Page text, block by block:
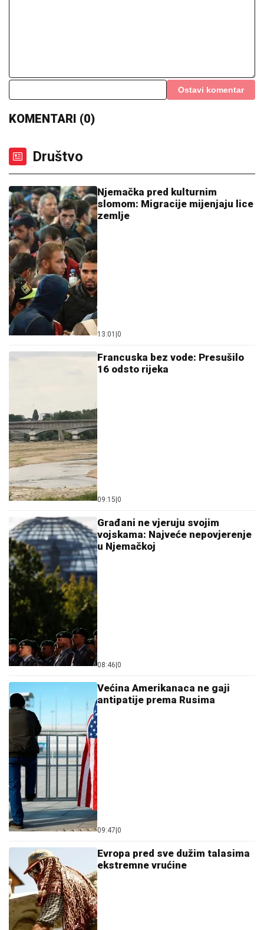
Ostavi komentar
KOMENTARI (0)
Društvo
Njemačka pred kulturnim
slomom: Migracije mijenjaju lice
zemlje
13:01 0
Francuska bez vode: Presušilo
16 odsto rijeka
09:15 0
Građani ne vjeruju svojim
vojskama: Najveće nepovjerenje
u Njemačkoj
08:46 0
Većina Amerikanaca ne gaji
antipatije prema Rusima
09:47 0
Evropa pred sve dužim talasima
ekstremne vrućine